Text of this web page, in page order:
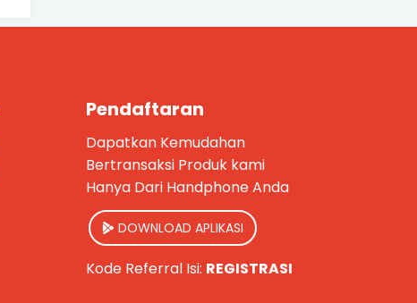
Pendaftaran
Dapatkan Kemudahan
Bertransaksi Produk kami
Hanya Dari Handphone Anda
DOWNLOAD APLIKASI
Kode Referral Isi: REGISTRASI